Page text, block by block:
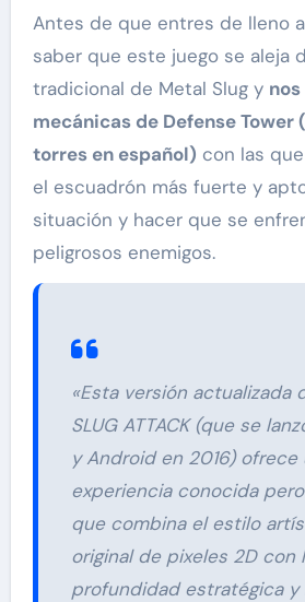
Antes de que entres de lleno
saber que este juego se aleja
tradicional de Metal Slug y
mecánicas de Defense Tower
torres en español) con las
el escuadrón más fuerte y
situación y hacer que se
peligrosos enemigos.
«Esta versión actualizada
SLUG ATTACK (que se
y Android en 2016) ofrece
experiencia conocida
que combina el estilo
original de pixeles 2D con
profundidad estratégica y